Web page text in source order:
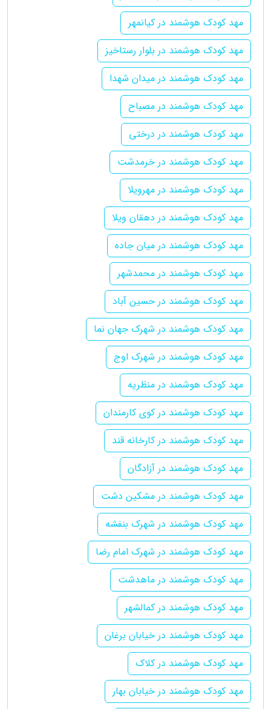
مهد کودک هوشمند در کیانمهر
مهد کودک هوشمند در بلوار رستاخیز
مهد کودک هوشمند در میدان شهدا
مهد کودک هوشمند در مصباح
مهد کودک هوشمند در درختی
مهد کودک هوشمند در خرمدشت
مهد کودک هوشمند در مهرویلا
مهد کودک هوشمند در دهقان ویلا
مهد کودک هوشمند در میان جاده
مهد کودک هوشمند در محمدشهر
مهد کودک هوشمند در حسین آباد
مهد کودک هوشمند در شهرک جهان نما
مهد کودک هوشمند در شهرک اوج
مهد کودک هوشمند در منظریه
مهد کودک هوشمند در کوی کارمندان
مهد کودک هوشمند در کارخانه قند
مهد کودک هوشمند در آزادگان
مهد کودک هوشمند در مشکین دشت
مهد کودک هوشمند در شهرک بنفشه
مهد کودک هوشمند در شهرک امام رضا
مهد کودک هوشمند در ماهدشت
مهد کودک هوشمند در کمالشهر
مهد کودک هوشمند در خیابان برغان
مهد کودک هوشمند در کلاک
مهد کودک هوشمند در خیابان بهار